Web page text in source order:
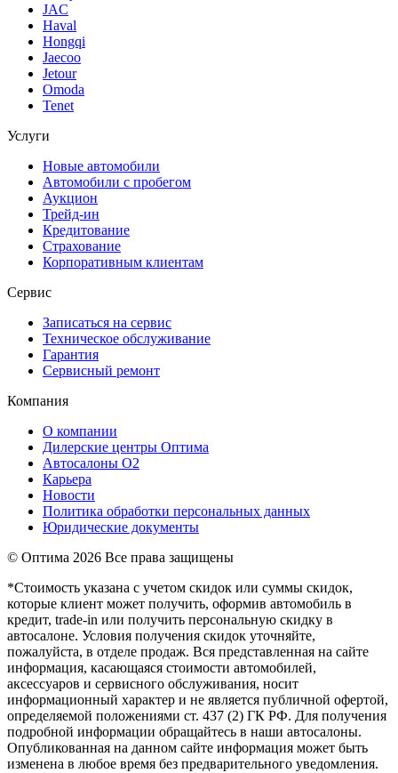
JAC
Haval
Hongqi
Jaecoo
Jetour
Omoda
Tenet
Услуги
Новые автомобили
Автомобили с пробегом
Аукцион
Трейд-ин
Кредитование
Страхование
Корпоративным клиентам
Сервис
Записаться на сервис
Техническое обслуживание
Гарантия
Сервисный ремонт
Компания
О компании
Дилерские центры Оптима
Автосалоны О2
Карьера
Новости
Политика обработки персональных данных
Юридические документы
© Оптима 2026 Все права защищены
*Стоимость указана с учетом скидок или суммы скидок,
которые клиент может получить, оформив автомобиль в
кредит, trade-in или получить персональную скидку в
автосалоне. Условия получения скидок уточняйте,
пожалуйста, в отделе продаж. Вся представленная на сайте
информация, касающаяся стоимости автомобилей,
аксессуаров и сервисного обслуживания, носит
информационный характер и не является публичной офертой,
определяемой положениями ст. 437 (2) ГК РФ. Для получения
подробной информации обращайтесь в наши автосалоны.
Опубликованная на данном сайте информация может быть
изменена в любое время без предварительного уведомления.